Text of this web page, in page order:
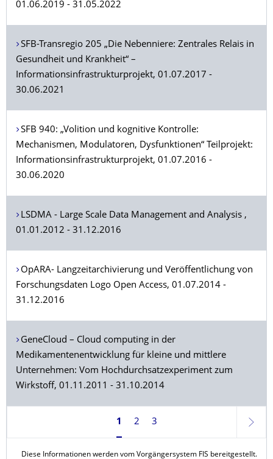
01.06.2019 - 31.05.2022
SFB-Transregio 205 „Die Nebenniere: Zentrales Relais in
Gesundheit und Krankheit“ –
Informationsinfrastrukturprojekt, 01.07.2017 -
30.06.2021
SFB 940: „Volition und kognitive Kontrolle:
Mechanismen, Modulatoren, Dysfunktionen“ Teilprojekt:
Informationsinfrastrukturprojekt, 01.07.2016 -
30.06.2020
LSDMA - Large Scale Data Management and Analysis ,
01.01.2012 - 31.12.2016
OpARA- Langzeitarchivierung und Veröffentlichung von
Forschungsdaten Logo Open Access, 01.07.2014 -
31.12.2016
GeneCloud – Cloud computing in der
Medikamentenentwicklung für kleine und mittlere
Unternehmen: Vom Hochdurchsatzexperiment zum
Wirkstoff, 01.11.2011 - 31.10.2014
1 2 3
Diese Informationen werden vom Vorgängersystem FIS bereitgestellt.